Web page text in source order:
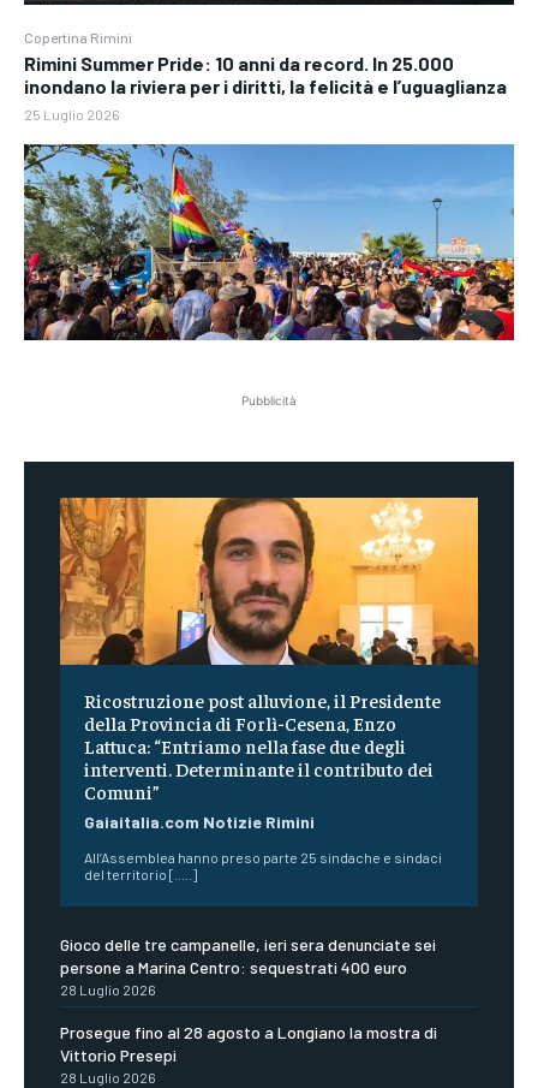
Copertina Rimini
Rimini Summer Pride: 10 anni da record. In 25.000
inondano la riviera per i diritti, la felicità e l’uguaglianza
25 Luglio 2026
Pubblicità
Ricostruzione post alluvione, il Presidente
della Provincia di Forlì-Cesena, Enzo
Lattuca: “Entriamo nella fase due degli
interventi. Determinante il contributo dei
Comuni”
Gaiaitalia.com Notizie Rimini
All’Assemblea hanno preso parte 25 sindache e sindaci
del territorio [.....]
Gioco delle tre campanelle, ieri sera denunciate sei
persone a Marina Centro: sequestrati 400 euro
28 Luglio 2026
Prosegue fino al 28 agosto a Longiano la mostra di
Vittorio Presepi
28 Luglio 2026